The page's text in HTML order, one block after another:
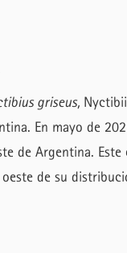
griseus,
En mayo de
de Argentina.
de su